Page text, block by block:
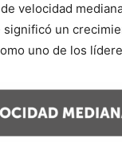
velocidad
un
uno de los